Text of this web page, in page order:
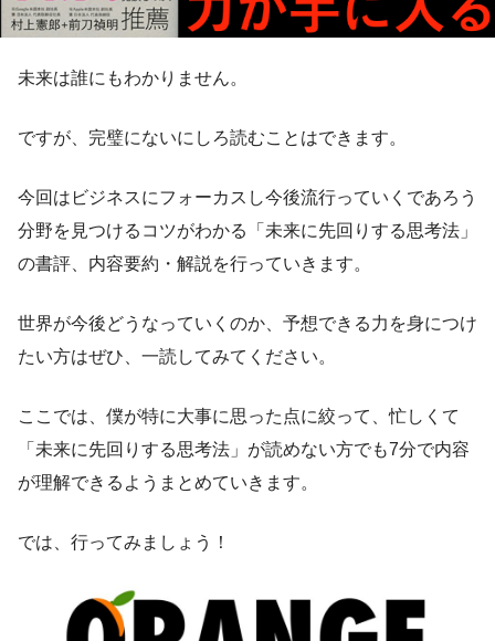
未来は誰にもわかりません。
ですが、完璧にないにしろ読むことはできます。
今回はビジネスにフォーカスし今後流行っていくであろう
分野を見つけるコツがわかる「未来に先回りする思考法」
の書評、内容要約・解説を行っていきます。
世界が今後どうなっていくのか、予想できる力を身につけ
たい方はぜひ、一読してみてください。
ここでは、僕が特に大事に思った点に絞って、忙しくて
「未来に先回りする思考法」が読めない方でも7分で内容
が理解できるようまとめていきます。
では、行ってみましょう！